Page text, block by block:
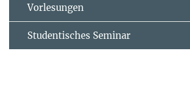
Vorlesungen
Studentisches Seminar